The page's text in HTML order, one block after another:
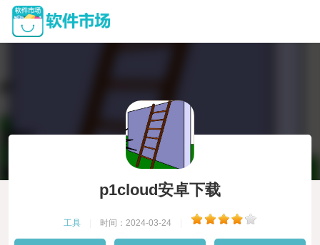
p1cloud安卓下载
工具 时间：2024-03-24